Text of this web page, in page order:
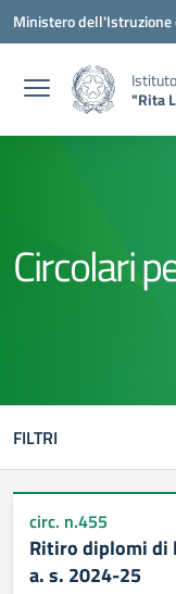
Vai ai contenuti
Vai al menu di navigazione
Vai al footer
Ministero dell'Istruzione
"Rita
Circolari
FILTRI
circ. n.455
Ritiro diplomi di
a. s. 2024-25